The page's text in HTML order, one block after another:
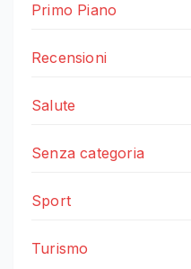
Primo Piano
Recensioni
Salute
Senza categoria
Sport
Turismo